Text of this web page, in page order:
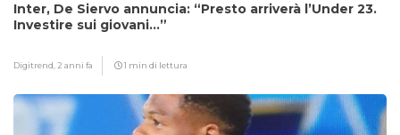
Inter, De Siervo annuncia: “Presto arriverà l’Under 23.
Investire sui giovani…”
Digitrend, 2 anni fa 1 min di lettura